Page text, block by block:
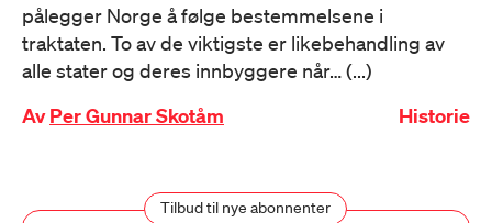
pålegger Norge å følge bestemmelsene i
traktaten. To av de viktigste er likebehandling av
alle stater og deres innbyggere når… (...)
AvPer Gunnar Skotåm Historie
Tilbud til nye abonnenter